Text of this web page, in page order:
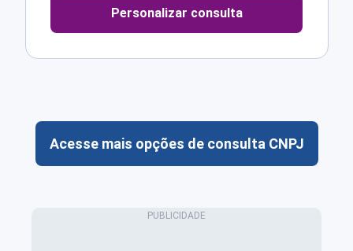
Personalizar consulta
Acesse mais opções de consulta CNPJ